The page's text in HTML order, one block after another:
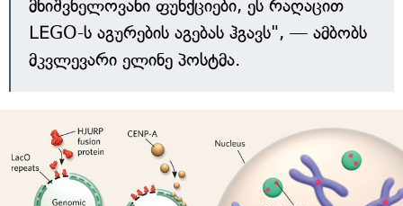
მნიშვნელოვანი ფუნქციები, ეს რაღაცით
LEGO-ს აგურების აგებას ჰგავს", — ამბობს
მკვლევარი ელინე პოსტმა.